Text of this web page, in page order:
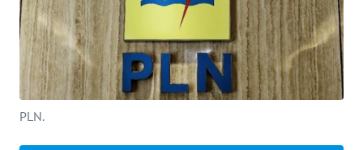
PLN.
KONTAK
KAMI
INFO